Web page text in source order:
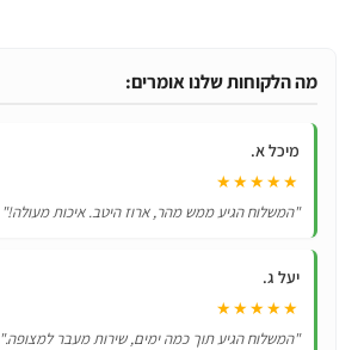
לSamsung
לכרטיסי
אשראי
מה הלקוחות שלנו אומרים:
מיכל א.
★★★★★
"המשלוח הגיע ממש מהר, ארוז היטב. איכות מעולה!"
יעל ג.
★★★★★
"המשלוח הגיע תוך כמה ימים, שירות מעבר למצופה."